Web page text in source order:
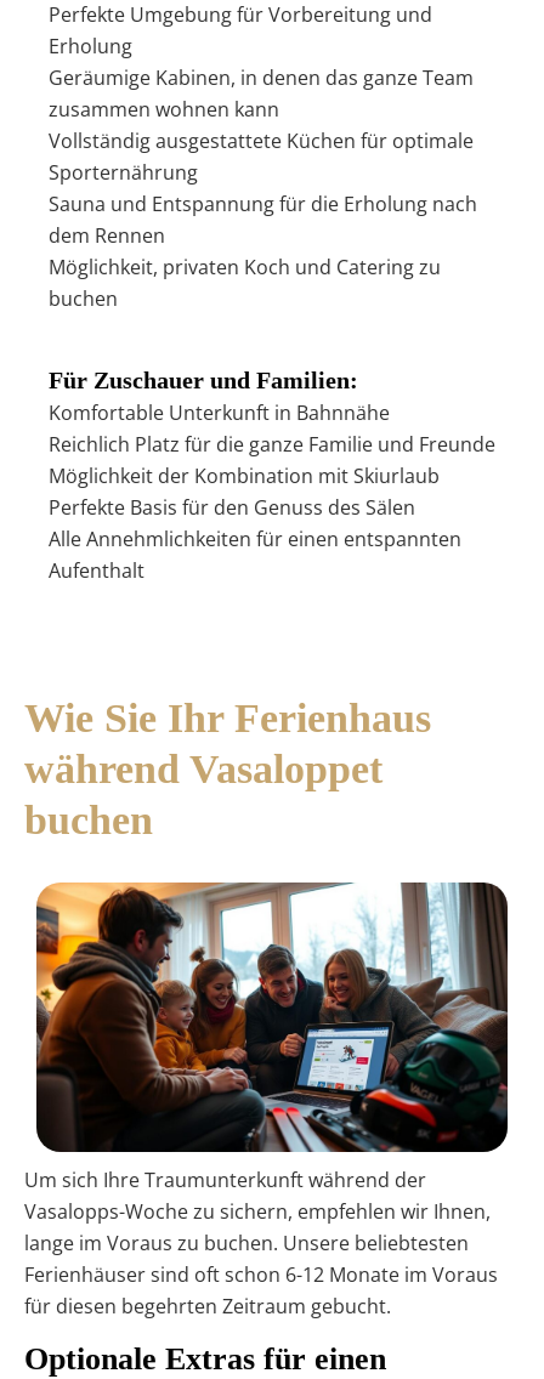
Perfekte Umgebung für Vorbereitung und
Erholung
Geräumige Kabinen, in denen das ganze Team
zusammen wohnen kann
Vollständig ausgestattete Küchen für optimale
Sporternährung
Sauna und Entspannung für die Erholung nach
dem Rennen
Möglichkeit, privaten Koch und Catering zu
buchen
Für Zuschauer und Familien:
Komfortable Unterkunft in Bahnnähe
Reichlich Platz für die ganze Familie und Freunde
Möglichkeit der Kombination mit Skiurlaub
Perfekte Basis für den Genuss des Sälen
Alle Annehmlichkeiten für einen entspannten
Aufenthalt
Wie Sie Ihr Ferienhaus
während Vasaloppet
buchen
Um sich Ihre Traumunterkunft während der
Vasalopps-Woche zu sichern, empfehlen wir Ihnen,
lange im Voraus zu buchen. Unsere beliebtesten
Ferienhäuser sind oft schon 6-12 Monate im Voraus
für diesen begehrten Zeitraum gebucht.
Optionale Extras für einen